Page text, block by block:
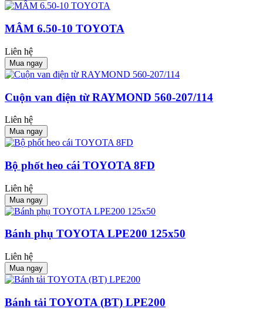
MÂM 6.50-10 TOYOTA
Liên hệ
Mua ngay
Cuộn van điện từ RAYMOND 560-207/114
Liên hệ
Mua ngay
Bộ phốt heo cái TOYOTA 8FD
Liên hệ
Mua ngay
Bánh phụ TOYOTA LPE200 125x50
Liên hệ
Mua ngay
Bánh tải TOYOTA (BT) LPE200